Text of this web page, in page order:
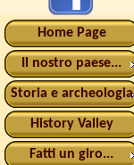
Home Page
Il nostro paese...
Storia e archeologia
History Valley
Fatti un giro...